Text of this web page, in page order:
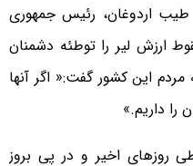
اردوغان، رئیس جمهوری
ارزش لیر را توطئه دشمنان
این کشور گفت:« اگر آنها
را داریم.»
روزهای اخیر و در پی بروز